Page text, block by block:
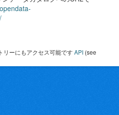
リーにもアクセス可能ですAPI (see